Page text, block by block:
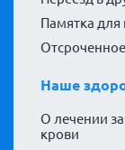
Памятка для
Наше
О лечении
крови